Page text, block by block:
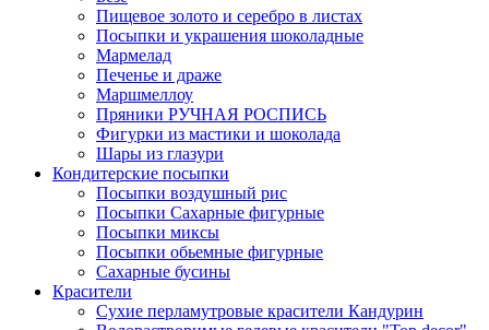
Пищевое золото и серебро в листах
Посыпки и украшения шоколадные
Мармелад
Печенье и драже
Маршмеллоу
Пряники РУЧНАЯ РОСПИСЬ
Фигурки из мастики и шоколада
Шары из глазури
Кондитерские посыпки
Посыпки воздушный рис
Посыпки Сахарные фигурные
Посыпки миксы
Посыпки обьемные фигурные
Сахарные бусины
Красители
Сухие перламутровые красители Кандурин